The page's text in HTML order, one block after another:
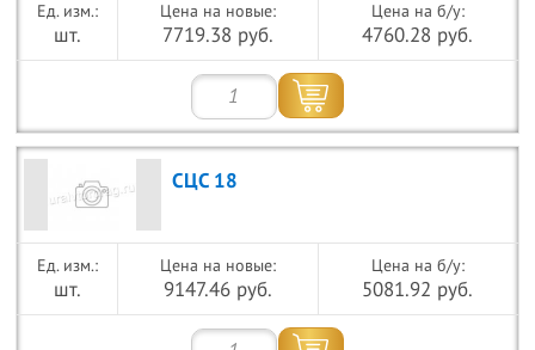
шт.
Цена на новые:
7719.38 руб.
Цена на б/у:
4760.28 руб.
СЦС 18
шт.
Цена на новые:
9147.46 руб.
Цена на б/у:
5081.92 руб.